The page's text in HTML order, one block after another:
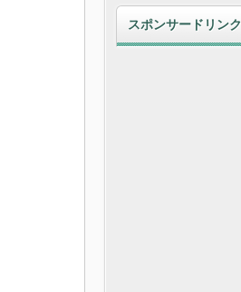
スポンサードリンク